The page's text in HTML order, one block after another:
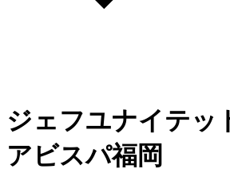
ジェフユナイテッ
アビスパ福岡